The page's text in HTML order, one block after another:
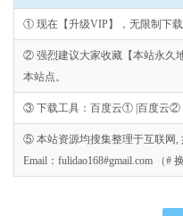
① 现在【升级VIP】，无限制下
② 强烈建议大家收藏【本站永久
本站点。
③ 下载工具：百度云① |百度云② |
⑤ 本站资源均搜集整理于互联网,
Email：fulidao168#gmail.com （#